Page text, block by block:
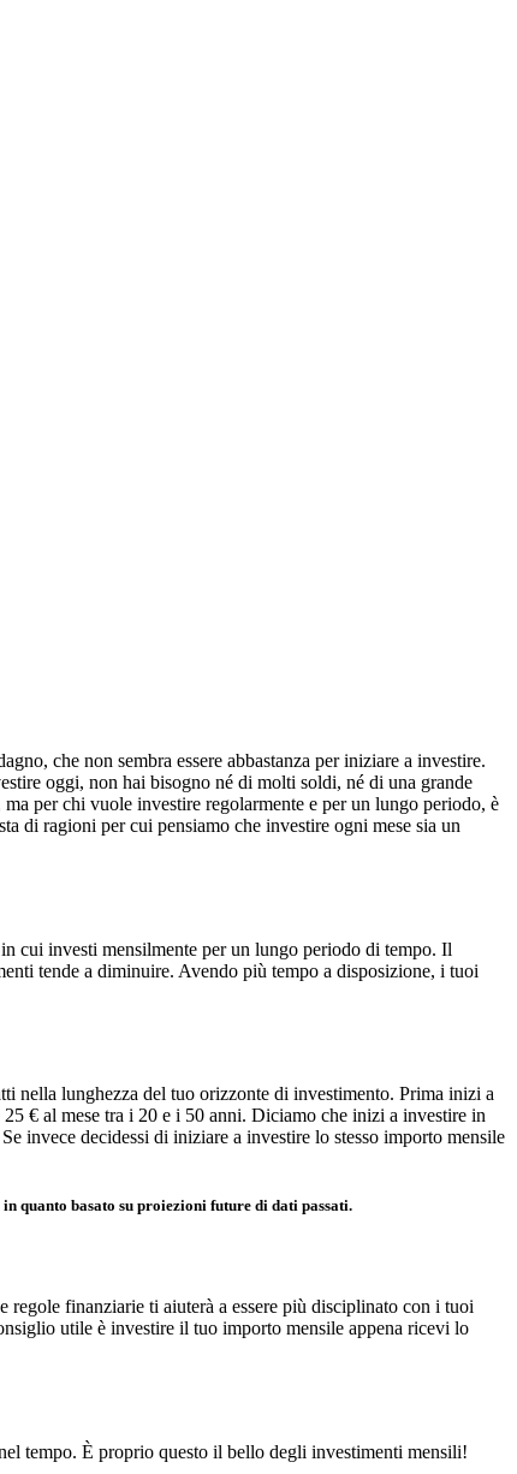
che non sembra essere abbastanza per iniziare a investire.
oggi, non hai bisogno né di molti soldi, né di una grande
per chi vuole investire regolarmente e per un lungo periodo, è
di ragioni per cui pensiamo che investire ogni mese sia un
cui investi mensilmente per un lungo periodo di tempo. Il
tende a diminuire. Avendo più tempo a disposizione, i tuoi
nella lunghezza del tuo orizzonte di investimento. Prima inizi a
€ al mese tra i 20 e i 50 anni. Diciamo che inizi a investire in
invece decidessi di iniziare a investire lo stesso importo mensile
quanto basato su proiezioni future di dati passati.
regole finanziarie ti aiuterà a essere più disciplinato con i tuoi
utile è investire il tuo importo mensile appena ricevi lo
tempo. È proprio questo il bello degli investimenti mensili!